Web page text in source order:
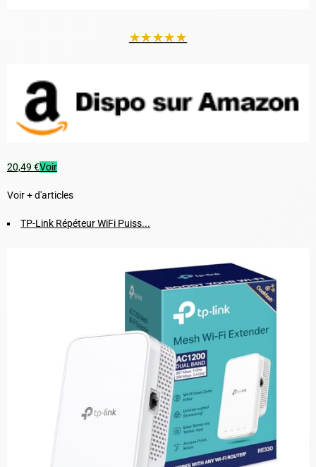
★★★★★
20,49 €Voir
Voir + d'articles
TP-Link Répéteur WiFi Puiss...